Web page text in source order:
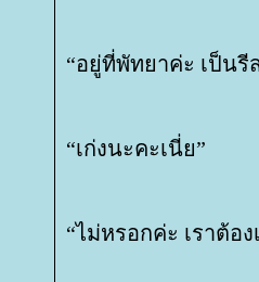
“อยู่ที่พัทยาค่ะ เป็นรี
“เก่งนะคะเนี่ย”
“ไม่หรอกค่ะ เราต้อ